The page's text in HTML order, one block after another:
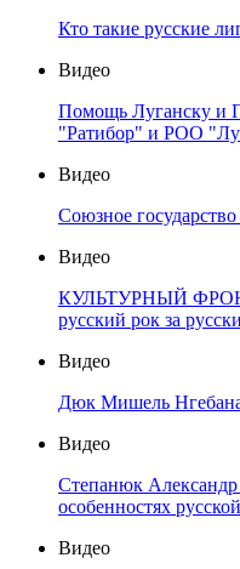
Кто такие русские
Видео
Помощь Луганску и
"Ратибор" и РОО
Видео
Союзное
Видео
КУЛЬТУРНЫЙ
русский рок за
Видео
Дюк Мишель Нгебана
Видео
Степанюк
особенностях
Видео